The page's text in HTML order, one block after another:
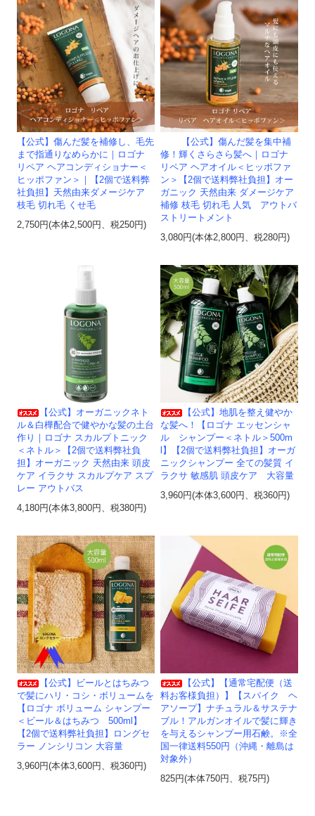
【公式】傷んだ髪を補修し、毛先
まで指通りなめらかに｜ロゴナ
リペア ヘアコンディショナー＜
ヒッポファン＞｜【2個で送料弊
社負担】天然由来ダメージケア
枝毛 切れ毛 くせ毛
2,750円(本体2,500円、税250円)
【公式】傷んだ髪を集中補
修！輝くさらさら髪へ｜ロゴナ
リペア ヘアオイル＜ヒッポファ
ン＞【2個で送料弊社負担】オー
ガニック 天然由来 ダメージケア
補修 枝毛 切れ毛 人気 アウトバ
ストリートメント
3,080円(本体2,800円、税280円)
【公式】オーガニックネト
ル＆白樺配合で健やかな髪の土台
作り｜ロゴナ スカルプトニック
＜ネトル＞【2個で送料弊社負
担】オーガニック 天然由来 頭皮
ケア イラクサ スカルプケア スプ
レー アウトバス
4,180円(本体3,800円、税380円)
【公式】地肌を整え健やか
な髪へ！【ロゴナ エッセンシャ
ル シャンプー＜ネトル＞500m
l】【2個で送料弊社負担】オーガ
ニックシャンプー 全ての髪質 イ
ラクサ 敏感肌 頭皮ケア 大容量
3,960円(本体3,600円、税360円)
【公式】ビールとはちみつ
で髪にハリ・コシ・ボリュームを
【ロゴナ ボリューム シャンプー
＜ビール＆はちみつ 500ml】
【2個で送料弊社負担】ロングセ
ラー ノンシリコン 大容量
3,960円(本体3,600円、税360円)
【公式】【通常宅配便（送
料お客様負担）】【スパイク ヘ
アソープ】ナチュラル＆サステナ
ブル！アルガンオイルで髪に輝き
を与えるシャンプー用石鹸。※全
国一律送料550円（沖縄・離島は
対象外）
825円(本体750円、税75円)